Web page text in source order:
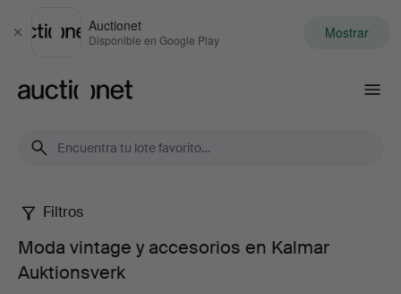
Cerrar
Auctionet
Disponible en Google Play Mostrar
Moda
vintage
Filtros
Moda vintage y accesorios en Kalmar
Auktionsverk